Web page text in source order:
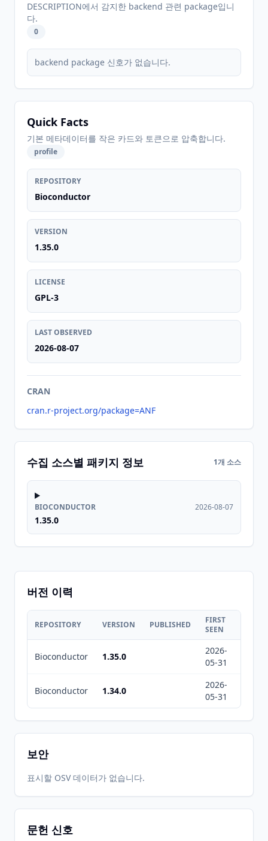
DESCRIPTION에서 감지한 backend 관련 package입니
다.
0
backend package 신호가 없습니다.
Quick Facts
기본 메타데이터를 작은 카드와 토큰으로 압축합니다.
profile
REPOSITORY
Bioconductor
VERSION
1.35.0
LICENSE
GPL-3
LAST OBSERVED
2026-08-07
CRAN
cran.r-project.org/package=ANF
수집 소스별 패키지 정보 1개 소스
BIOCONDUCTOR
1.35.0
2026-08-07
버전 이력
REPOSITORY VERSION PUBLISHED
FIRST
SEEN
Bioconductor 1.35.0
2026-
05-31
Bioconductor 1.34.0
2026-
05-31
보안
표시할 OSV 데이터가 없습니다.
문헌 신호